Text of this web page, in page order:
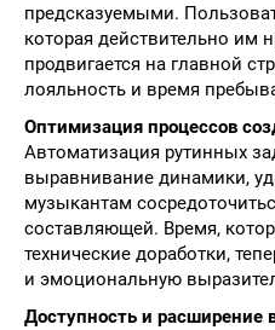
предсказуемыми.
которая действительно им
продвигается на главной
лояльность и время
Оптимизация процессов
Автоматизация рутинных
выравнивание динамики,
музыкантам
составляющей. Время,
технические доработки,
и эмоциональную
Доступность и расширение